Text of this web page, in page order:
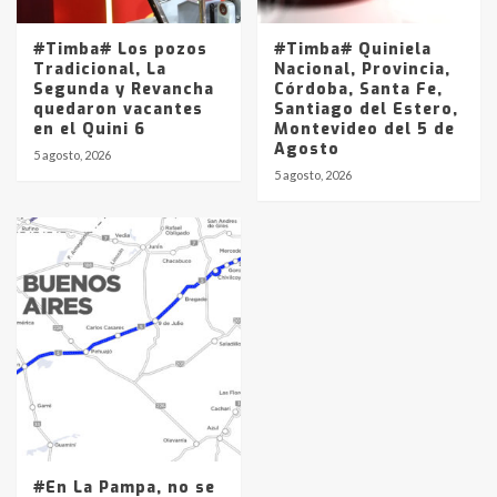
#Timba# Los pozos
Tradicional, La
Segunda y Revancha
quedaron vacantes
en el Quini 6
5 agosto, 2026
#Timba# Quiniela
Nacional, Provincia,
Córdoba, Santa Fe,
Santiago del Estero,
Montevideo del 5 de
Agosto
5 agosto, 2026
#En La Pampa, no se